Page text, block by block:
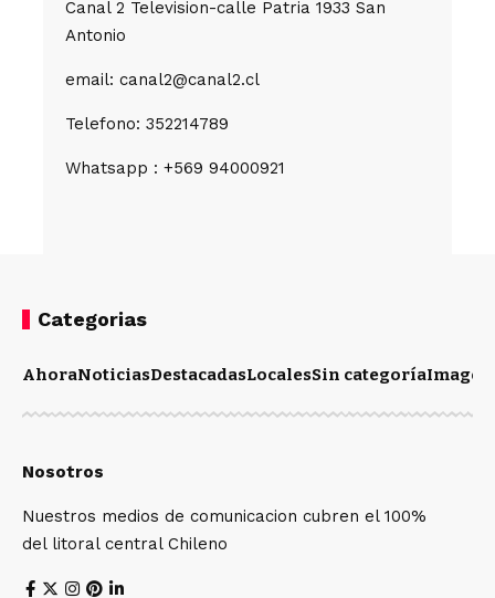
Canal 2 Television-calle Patria 1933 San
Antonio
email: canal2@canal2.cl
Telefono: 352214789
Whatsapp : +569 94000921
Categorias
AhoraNoticiasDestacadasLocalesSin categoríaImagen
Nosotros
Nuestros medios de comunicacion cubren el 100%
del litoral central Chileno